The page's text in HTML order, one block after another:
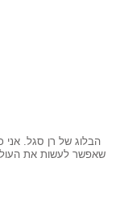
הבלוג של רן סגל. אני
שאפשר לעשות את